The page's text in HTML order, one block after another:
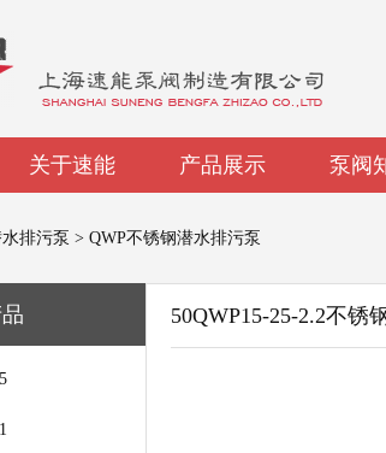
关于速能 产品展示 泵阀
排污泵 > QWP不锈钢潜水排污泵
50QWP15-25-2.2不锈